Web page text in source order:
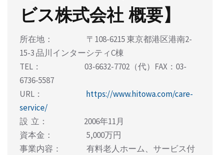
ビス株式会社 概要】
所在地： 〒108-6215 東京都港区港南2-
15-3 品川インターシティC棟
TEL： 03-6632-7702（代）FAX：03-
6736-5587
URL： https://www.hitowa.com/care-
service/
設 立： 2006年11月
資本金： 5,000万円
事業内容： 有料老人ホーム、サービス付